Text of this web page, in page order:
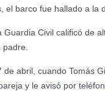
el barco fue hallado a la
Civil calificó de
abril, cuando Tomás
y le avisó por